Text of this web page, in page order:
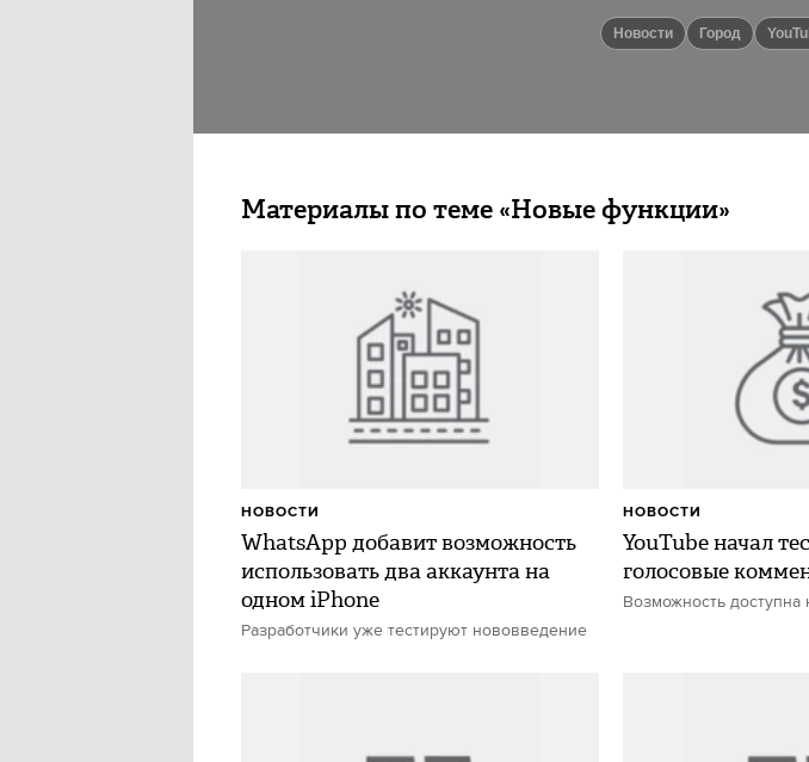
новости город
Материалы по теме «Новые функции»
WhatsApp добавит возможность
использовать два аккаунта на
одном iPhone
Разработчики уже тестируют нововведение
НОВОСТИ
YouTube начал
голосовые
Возможность доступна
НОВОСТИ